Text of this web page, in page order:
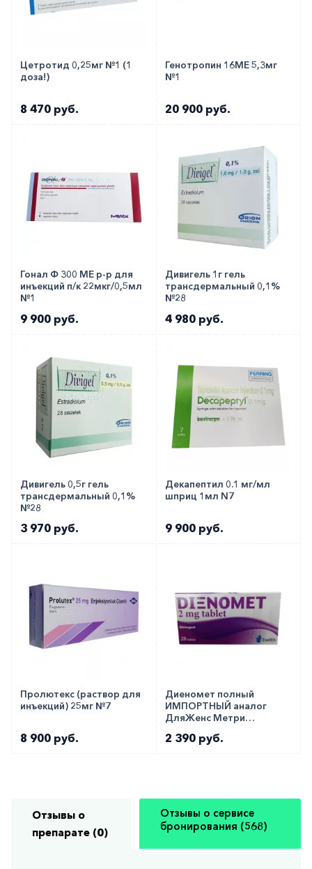
Цетротид 0,25мг №1 (1
доза!)
8 470 руб.
Генотропин 16МЕ 5,3мг
№1
20 900 руб.
Гонал Ф 300 МЕ р-р для
инъекций п/к 22мкг/0,5мл
№1
9 900 руб.
Дивигель 1г гель
трансдермальный 0,1%
№28
4 980 руб.
Дивигель 0,5г гель
трансдермальный 0,1%
№28
3 970 руб.
Декапептил 0.1 мг/мл
шприц 1мл N7
9 900 руб.
Пролютекс (раствор для
инъекций) 25мг №7
8 900 руб.
Диеномет полный
ИМПОРТНЫЙ аналог
ДляЖенс Метри
2 390 руб.
Отзывы о
препарате (0)
Отзывы о сервисе
бронирования (568)